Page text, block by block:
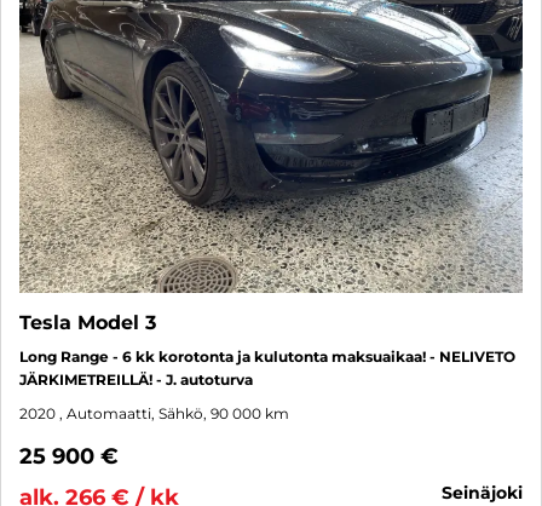
Tesla Model 3
Long Range - 6 kk korotonta ja kulutonta maksuaikaa! - NELIVETO
JÄRKIMETREILLÄ! - J. autoturva
2020 , Automaatti, Sähkö, 90 000 km
25 900 €
alk. 266 € / kk
seinäjoki